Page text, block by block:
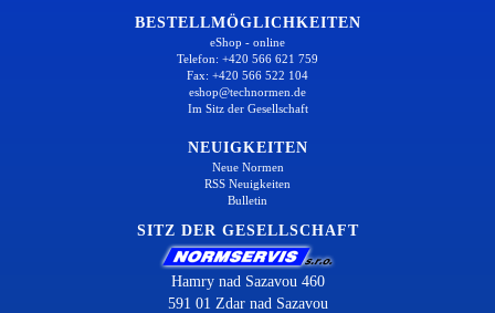
BESTELLMÖGLICHKEITEN
eShop - online
Telefon: +420 566 621 759
Fax: +420 566 522 104
eshop@technormen.de
Im Sitz der Gesellschaft
NEUIGKEITEN
Neue Normen
RSS Neuigkeiten
Bulletin
SITZ DER GESELLSCHAFT
Hamry nad Sazavou 460
591 01 Zdar nad Sazavou